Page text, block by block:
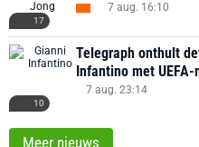
17
7 aug. 16:10
10
Telegraph onthult
Infantino met
7 aug. 23:14
Meer nieuws